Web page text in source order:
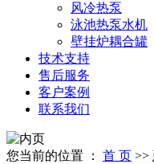
风冷热泵
泳池热泵水机
壁挂炉耦合罐
技术支持
售后服务
客户案例
联系我们
您当前的位置 ： 首 页 >>